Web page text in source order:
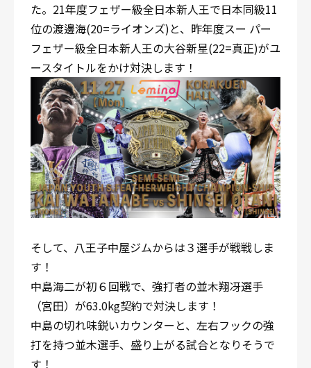
た。21年度フェザー級全日本新人王で日本同級11
位の渡邊海(20=ライオンズ)と、昨年度スー パー
フェザー級全日本新人王の大谷新星(22=真正)がユ
ースタイトルをかけ対決します！
そして、八王子中屋ジムからは３選手が戦戦しま
す！
中島海二が初６回戦で、強打者の並木翔冴選手
（宮田）が63.0kg契約で対決します！
中島の切れ味鋭いカウンターと、左右フックの強
打を持つ並木選手、盛り上がる試合となりそうで
す！